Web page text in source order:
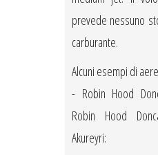
prevede nessuno
carburante.
Alcuni esempi di
- Robin Hood
Robin Hood
Akureyri: